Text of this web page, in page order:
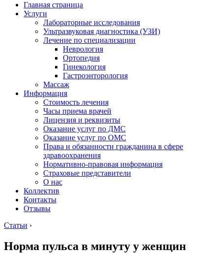
Главная страница
Услуги
Лабораторные исследования
Ультразвуковая диагностика (УЗИ)
Лечение по специализации
Неврология
Ортопедия
Гинекология
Гастроэнторология
Массаж
Информация
Стоимость лечения
Часы приема врачей
Лицензия и реквизиты
Оказание услуг по ДМС
Оказание услуг по ОМС
Права и обязанности гражданина в сфере
здравоохранения
Нормативно-правовая информация
Страховые представители
О нас
Коллектив
Контакты
Отзывы
Статьи ›
Норма пульса в минуту у женщин